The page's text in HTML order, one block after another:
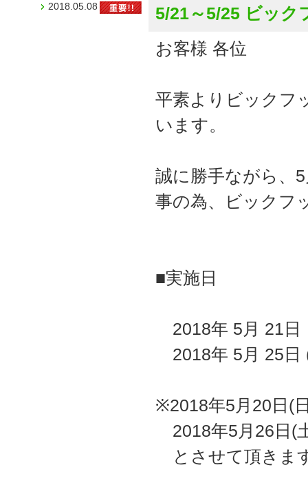
2018.05.08
5/21～5/25 ビッ
お客様 各位
平素よりビックフ
います。
誠に勝手ながら、
事の為、ビックフ
■実施日
2018年 5月 21
2018年 5月 25日
※2018年5月20日(
2018年5月26日(
とさせて頂きま